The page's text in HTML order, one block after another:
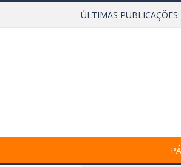
ÚLTIMAS PUBLICAÇÕES: